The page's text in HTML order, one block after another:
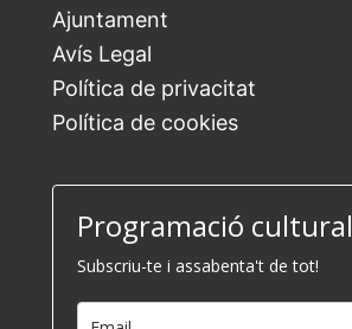
Ajuntament
Avís Legal
Política de privacitat
Política de cookies
Programació cultural
Subscriu-te i assabenta't de tot!